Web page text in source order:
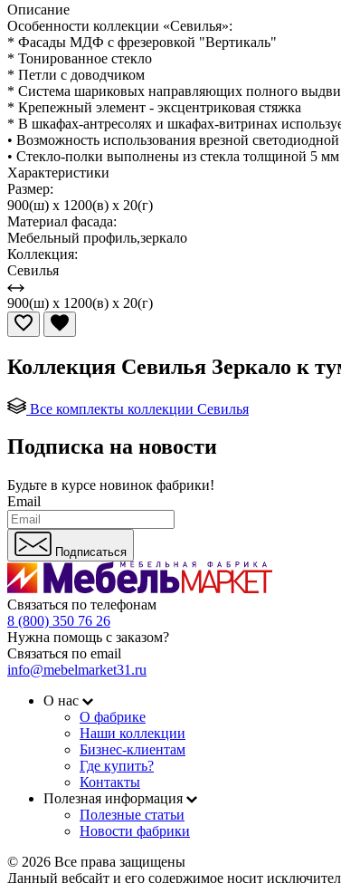
Описание
Особенности коллекции «Севилья»:
* Фасады МДФ с фрезеровкой "Вертикаль"
* Тонированное стекло
* Петли с доводчиком
* Система шариковых направляющих полного
* Крепежный элемент - эксцентриковая стяжка
* В шкафах-антресолях и шкафах-витринах
• Возможность использования врезной
• Стекло-полки выполнены из стекла толщиной 5 мм
Характеристики
Размер:
900(ш) x 1200(в) x 20(г)
Материал фасада:
Мебельный профиль,зеркало
Коллекция:
Севилья
900(ш) x 1200(в) x 20(г)
Коллекция Севилья Зеркало к
Все комплекты коллекции Севилья
Подписка на новости
Будьте в курсе новинок фабрики!
Email
Подписаться
Связаться по телефонам
8 (800) 350 76 26
Нужна помощь с заказом?
Связаться по email
info@mebelmarket31.ru
О нас
О фабрике
Наши коллекции
Бизнес-клиентам
Где купить?
Контакты
Полезная информация
Полезные статьи
Новости фабрики
© 2026 Все права защищены
Данный вебсайт и его содержимое носит